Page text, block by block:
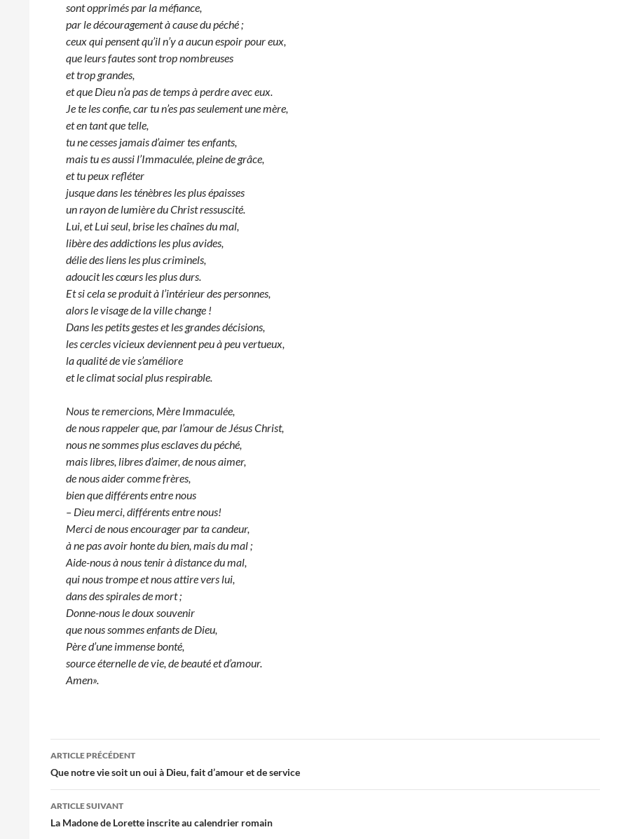
sont opprimés par la méfiance,
par le découragement à cause du péché ;
ceux qui pensent qu’il n’y a aucun espoir pour eux,
que leurs fautes sont trop nombreuses
et trop grandes,
et que Dieu n’a pas de temps à perdre avec eux.
Je te les confie, car tu n’es pas seulement une mère,
et en tant que telle,
tu ne cesses jamais d’aimer tes enfants,
mais tu es aussi l’Immaculée, pleine de grâce,
et tu peux refléter
jusque dans les ténèbres les plus épaisses
un rayon de lumière du Christ ressuscité.
Lui, et Lui seul, brise les chaînes du mal,
libère des addictions les plus avides,
délie des liens les plus criminels,
adoucit les cœurs les plus durs.
Et si cela se produit à l’intérieur des personnes,
alors le visage de la ville change !
Dans les petits gestes et les grandes décisions,
les cercles vicieux deviennent peu à peu vertueux,
la qualité de vie s’améliore
et le climat social plus respirable.
Nous te remercions, Mère Immaculée,
de nous rappeler que, par l’amour de Jésus Christ,
nous ne sommes plus esclaves du péché,
mais libres, libres d’aimer, de nous aimer,
de nous aider comme frères,
bien que différents entre nous
– Dieu merci, différents entre nous!
Merci de nous encourager par ta candeur,
à ne pas avoir honte du bien, mais du mal ;
Aide-nous à nous tenir à distance du mal,
qui nous trompe et nous attire vers lui,
dans des spirales de mort ;
Donne-nous le doux souvenir
que nous sommes enfants de Dieu,
Père d’une immense bonté,
source éternelle de vie, de beauté et d’amour.
Amen».
Navigation
des
articles
ARTICLE PRÉCÉDENT
Que notre vie soit un oui à Dieu, fait d’amour et de service
ARTICLE SUIVANT
La Madone de Lorette inscrite au calendrier romain